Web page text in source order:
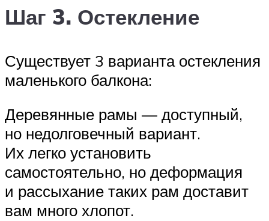
Шаг 3. Остекление
Существует 3 варианта остекления
маленького балкона:
Деревянные рамы — доступный,
но недолговечный вариант.
Их легко установить
самостоятельно, но деформация
и рассыхание таких рам доставит
вам много хлопот.